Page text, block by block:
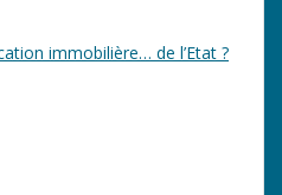
immobilière… de l’Etat ?